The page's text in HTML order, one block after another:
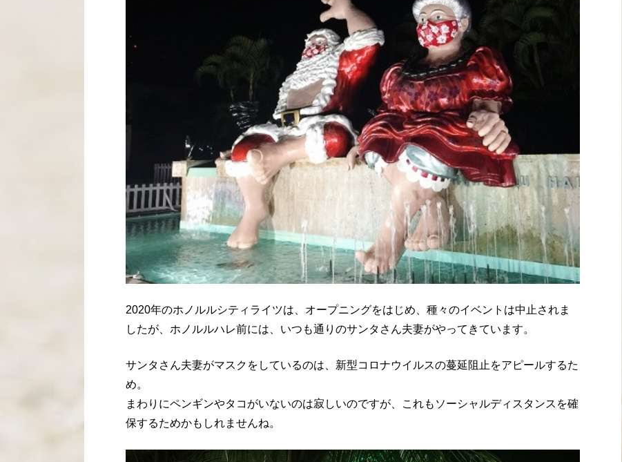
2020年のホノルルシティライツは、オープニングをはじめ、種々のイベントは中止されま
したが、ホノルルハレ前には、いつも通りのサンタさん夫妻がやってきています。
サンタさん夫妻がマスクをしているのは、新型コロナウイルスの蔓延阻止をアピールするた
め。
まわりにペンギンやタコがいないのは寂しいのですが、これもソーシャルディスタンスを確
保するためかもしれませんね。